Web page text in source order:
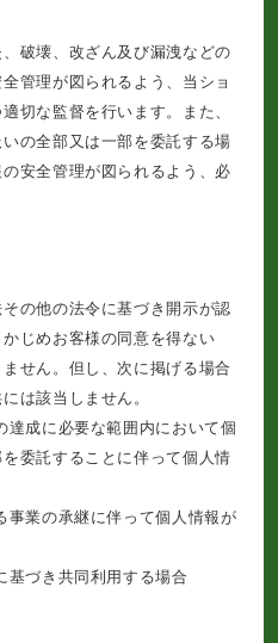
破壊、改ざん及び漏洩などの
管理が図られるよう、当ショ
切な監督を行います。また、
の全部又は一部を委託する場
安全管理が図られるよう、必
の他の法令に基づき開示が認
じめお客様の同意を得ない
せん。但し、次に掲げる場合
は該当しません。
達成に必要な範囲内において個
委託することに伴って個人情
事業の承継に伴って個人情報が
基づき共同利用する場合